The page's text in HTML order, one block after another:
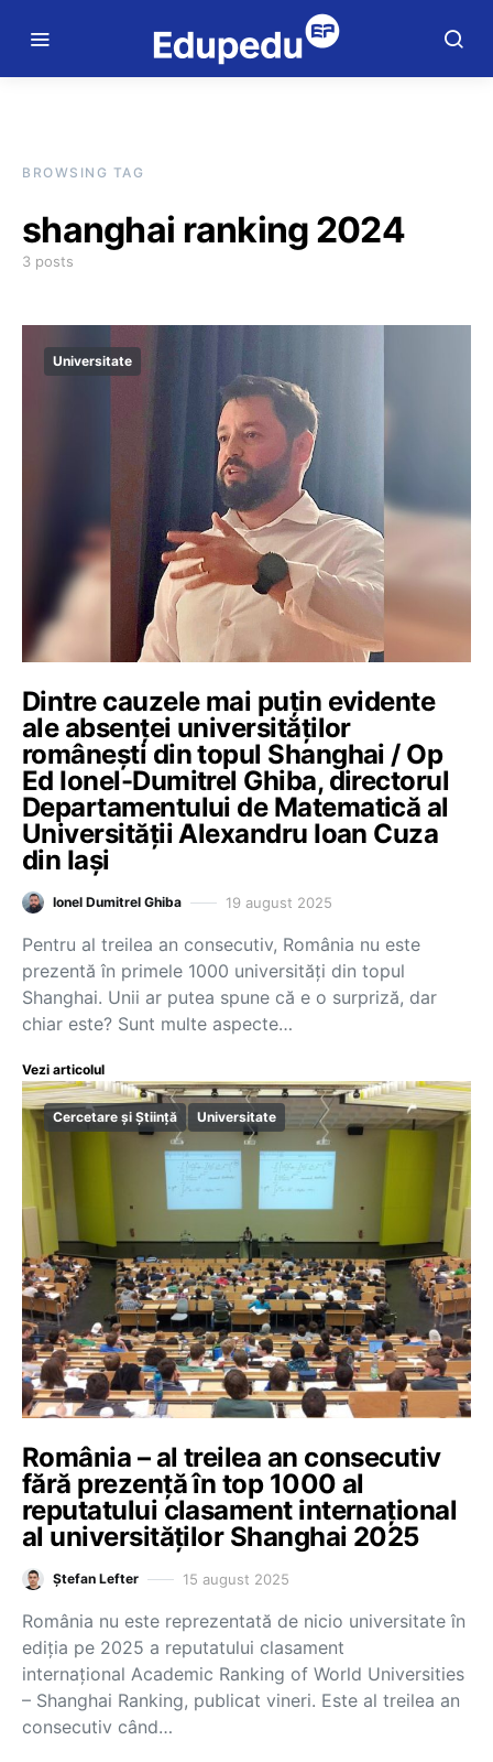
BROWSING TAG
shanghai ranking 2024
3 posts
Universitate
Dintre cauzele mai puțin evidente
ale absenței universităților
românești din topul Shanghai / Op
Ed Ionel-Dumitrel Ghiba, directorul
Departamentului de Matematică al
Universității Alexandru Ioan Cuza
din Iași
Ionel Dumitrel Ghiba 19 august 2025
Pentru al treilea an consecutiv, România nu este
prezentă în primele 1000 universități din topul
Shanghai. Unii ar putea spune că e o surpriză, dar
chiar este? Sunt multe aspecte…
Vezi articolul
Cercetare și Știință Universitate
România – al treilea an consecutiv
fără prezență în top 1000 al
reputatului clasament internațional
al universităților Shanghai 2025
Ștefan Lefter 15 august 2025
România nu este reprezentată de nicio universitate în
ediția pe 2025 a reputatului clasament
internațional Academic Ranking of World Universities
– Shanghai Ranking, publicat vineri. Este al treilea an
consecutiv când…